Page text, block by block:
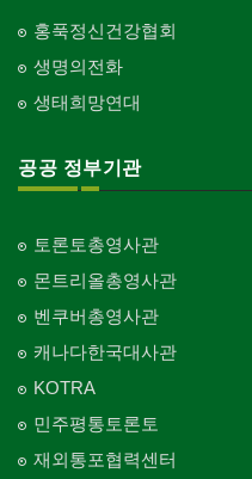
홍푹정신건강협회
생명의전화
생태희망연대
공공 정부기관
토론토총영사관
몬트리올총영사관
벤쿠버총영사관
캐나다한국대사관
KOTRA
민주평통토론토
재외통포협력센터